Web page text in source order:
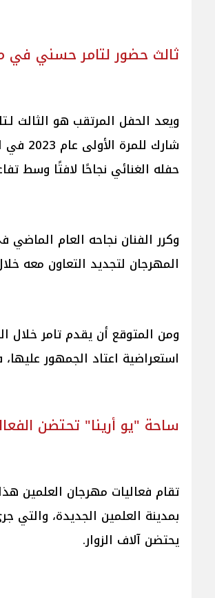
ثالث حضور لتامر حسني في
ويعد الحفل المرتقب هو الثالث
شارك
حفله الغنائي نجاحًا لافتًا وسط
وكرر الفنان نجاحه العام الماضي
المهرجان لتجديد التعاون معه
ومن المتوقع أن يقدم تامر خلال
استعراضية اعتاد الجمهور
ساحة "يو أرينا" تحتضن
بمدينة العلمين الجديدة، والتي
يحتضن آلاف الزوار.